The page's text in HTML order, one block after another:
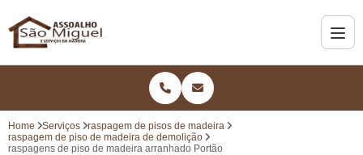
Home Serviços
raspagem de pisos de madeira
raspagem de piso de madeira de demolição
raspagens de piso de madeira arranhado Portão